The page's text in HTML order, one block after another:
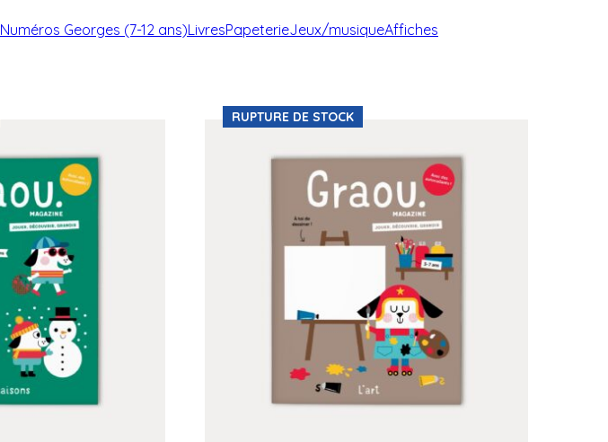
Numéros Georges (7-12 ans)LivresPapeterieJeux/musiqueAffiches
RUPTURE DE STOCK